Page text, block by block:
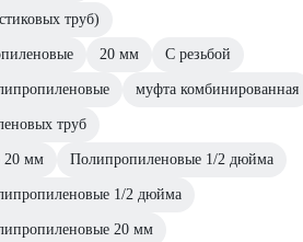
труб)
20 мм С резьбой
муфта комбинированная
труб
20 мм Полипропиленовые 1/2 дюйма
1/2 дюйма
20 мм